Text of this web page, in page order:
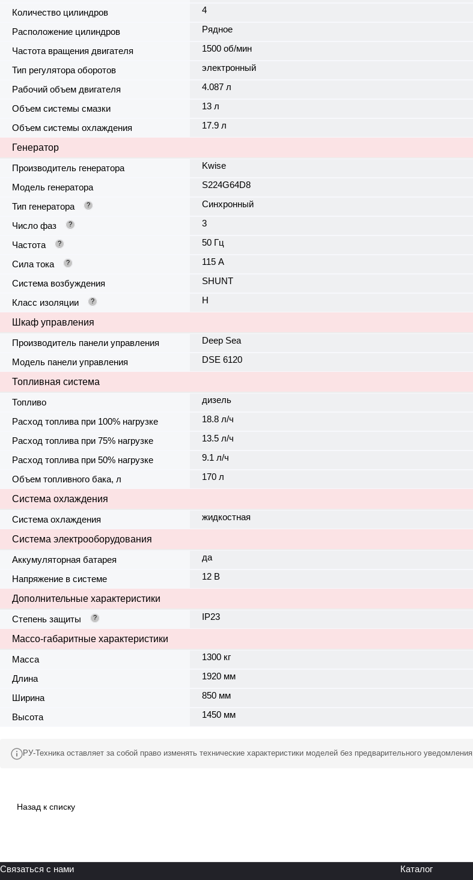
Количество цилиндров 4
Расположение цилиндров Рядное
Частота вращения двигателя 1500 об/мин
Тип регулятора оборотов электронный
Рабочий объем двигателя 4.087 л
Объем системы смазки 13 л
Объем системы охлаждения 17.9 л
Генератор
Производитель генератора
Kwise
Модель генератора S224G64D8
Тип генератора ? Синхронный
Число фаз ? 3
Частота ? 50 Гц
Сила тока ? 115 А
Система возбуждения SHUNT
Класс изоляции ? H
Шкаф управления
Производитель панели управления
Deep Sea
Модель панели управления DSE 6120
Топливная система
Топливо
дизель
Расход топлива при 100% нагрузке 18.8 л/ч
Расход топлива при 75% нагрузке 13.5 л/ч
Расход топлива при 50% нагрузке 9.1 л/ч
Объем топливного бака, л 170 л
Система охлаждения
Система охлаждения
жидкостная
Система электрооборудования
Аккумуляторная батарея
да
Напряжение в системе 12 В
Дополнительные характеристики
Степень защиты
? IP23
Массо-габаритные характеристики
Масса
1300 кг
Длина 1920 мм
Ширина 850 мм
Высота 1450 мм
РУ-Техника оставляет за собой право изменять технические характеристики моделей без предварительного
Назад к списку
Связаться с нами Каталог